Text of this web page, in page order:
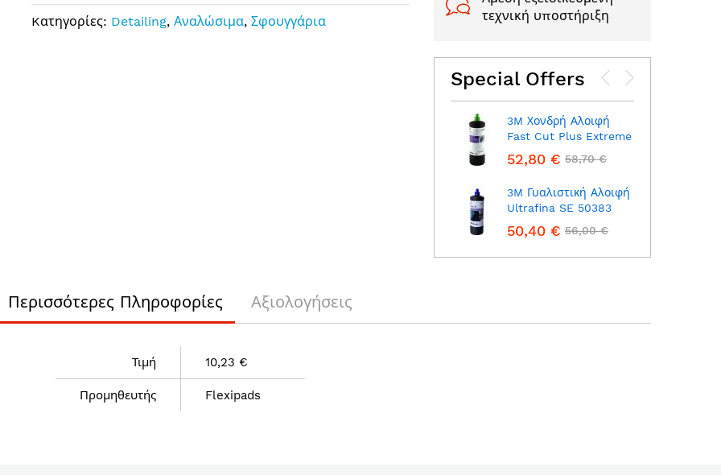
Kατηγορίες: Detailing, Αναλώσιμα, Σφουγγάρια
τεχνική υποστήριξη
Special Offers
3M Χονδρή Αλοιφή
Fast Cut Plus Extreme
52,80 € 58,70 €
3M Γυαλιστική Αλοιφή
Ultrafina SE 50383
50,40 € 56,00 €
Περισσότερες Πληροφορίες
Τιμή 10,23 €
Προμηθευτής Flexipads
Αξιολογήσεις